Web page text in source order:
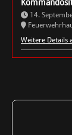
14.
Weitere Details